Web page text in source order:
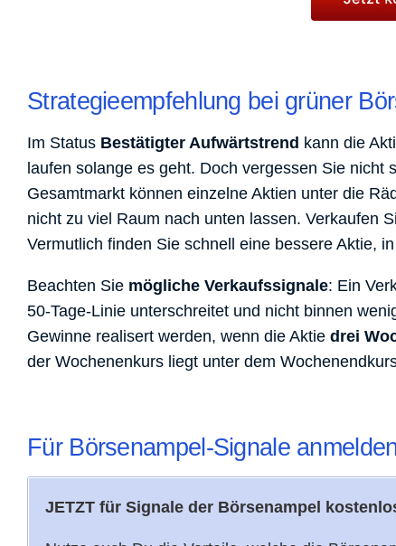
Strategieempfehlung bei grüner
Im Status Bestätigter Aufwärtstrend kann die
laufen solange es geht. Doch vergessen Sie
Gesamtmarkt können einzelne Aktien unter die
nicht zu viel Raum nach unten lassen. Verkaufen
Vermutlich finden Sie schnell eine bessere Aktie,
Beachten Sie mögliche Verkaufssignale: Ein
50-Tage-Linie unterschreitet und nicht binnen
Gewinne realisert werden, wenn die Aktie drei
der Wochenenkurs liegt unter dem
Für Börsenampel-Signale
JETZT für Signale der Börsenampel